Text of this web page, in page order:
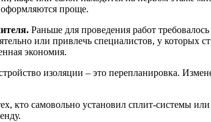
оформляются проще.
Раньше для проведения работ
или привлечь специалистов, у которых
экономия.
изоляции – это перепланировка.
кто самовольно установил сплит-системы